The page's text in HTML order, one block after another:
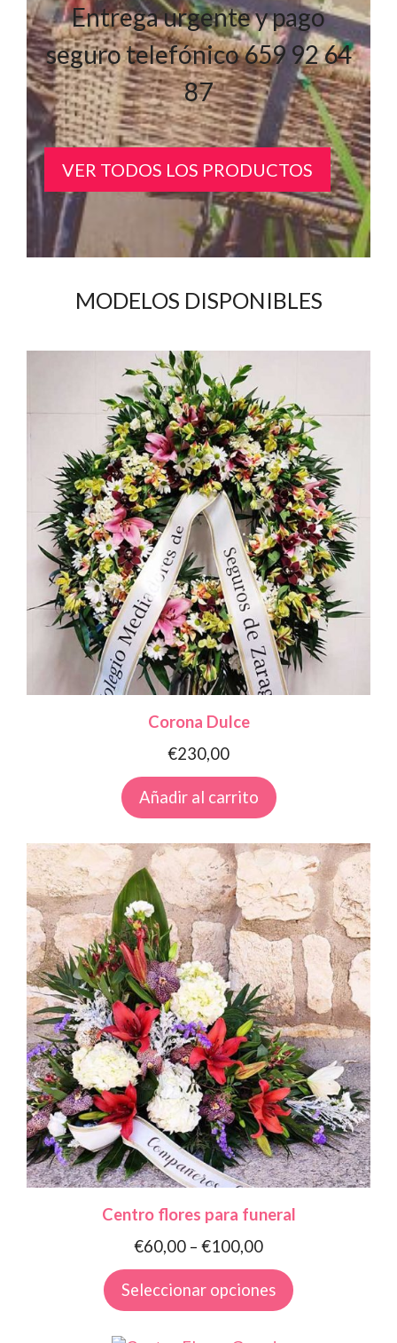
Entrega urgente y pago
seguro telefónico 659 92 64
87
VER TODOS LOS PRODUCTOS
MODELOS DISPONIBLES
Corona Dulce
€230,00
Añadir al carrito
Centro flores para funeral
€60,00 – €100,00Rango
de
precios:
desde
Seleccionar opciones